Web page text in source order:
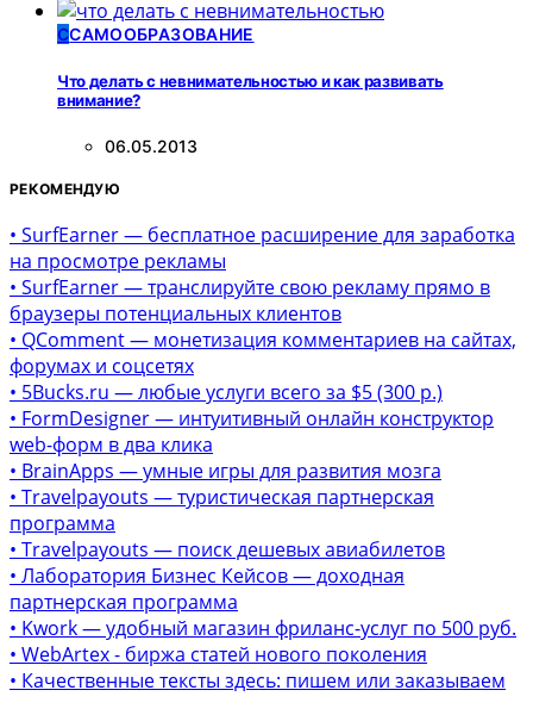
ССАМООБРАЗОВАНИЕ
Что делать с невнимательностью и как развивать
внимание?
06.05.2013
РЕКОМЕНДУЮ
• SurfEarner — бесплатное расширение для заработка
на просмотре рекламы
• SurfEarner — транслируйте свою рекламу прямо в
браузеры потенциальных клиентов
• QComment — монетизация комментариев на сайтах,
форумах и соцсетях
• 5Bucks.ru — любые услуги всего за $5 (300 р.)
• FormDesigner — интуитивный онлайн конструктор
web-форм в два клика
• BrainApps — умные игры для развития мозга
• Travelpayouts — туристическая партнерская
программа
• Travelpayouts — поиск дешевых авиабилетов
• Лаборатория Бизнес Кейсов — доходная
партнерская программа
• Kwork — удобный магазин фриланс-услуг по 500 руб.
• WebArtex - биржа статей нового поколения
• Качественные тексты здесь: пишем или заказываем